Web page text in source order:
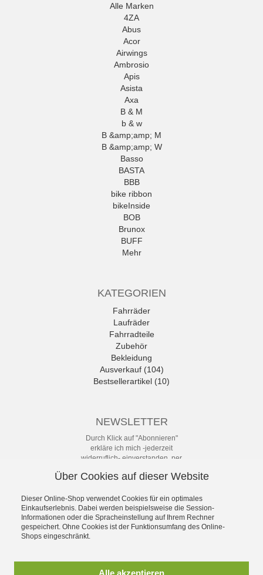
Alle Marken
4ZA
Abus
Acor
Airwings
Ambrosio
Apis
Asista
Axa
B & M
b & w
B &amp;amp; M
B &amp;amp; W
Basso
BASTA
BBB
bike ribbon
bikeInside
BOB
Brunox
BUFF
Mehr
KATEGORIEN
Fahrräder
Laufräder
Fahrradteile
Zubehör
Bekleidung
Ausverkauf (104)
Bestsellerartikel (10)
NEWSLETTER
Durch Klick auf "Abonnieren"
erkläre ich mich -jederzeit
widerruflich- einverstanden, per
Abständen über Angebote und
Datenschutzerklärung mit weiteren
Details habe ich zur Kenntnis
genommen.
Abonnieren
Über Cookies auf dieser Website
Dieser Online-Shop verwendet Cookies für ein optimales
Einkaufserlebnis. Dabei werden beispielsweise die Session-
Informationen oder die Spracheinstellung auf Ihrem Rechner
gespeichert. Ohne Cookies ist der Funktionsumfang des Online-
Shops eingeschränkt.
Alle akzeptieren